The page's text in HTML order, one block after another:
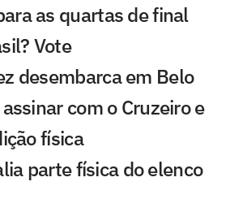
as quartas de final
Vote
desembarca em Belo
com o Cruzeiro e
física
parte física do elenco